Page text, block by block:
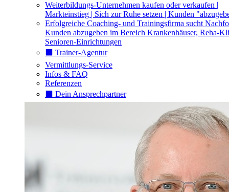
Weiterbildungs-Unternehmen kaufen oder verkaufen |
Markteinstieg | Sich zur Ruhe setzen | Kunden
Erfolgreiche Coaching- und Trainingsfirma sucht
Kunden abzugeben im Bereich Krankenhäuser, Reha-
Senioren-Einrichtungen
⬛️ Trainer-Agentur
Vermittlungs-Service
Infos & FAQ
Referenzen
⬛️ Dein Ansprechpartner